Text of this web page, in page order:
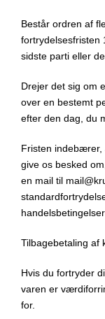
Består ordren af
fortrydelsesfristen
sidste parti eller
Drejer det sig om
over en bestemt
efter den dag, du
Fristen indebærer,
give os besked
en mail til
Tilbagebetaling af
Hvis du fortryder
varen er
for.